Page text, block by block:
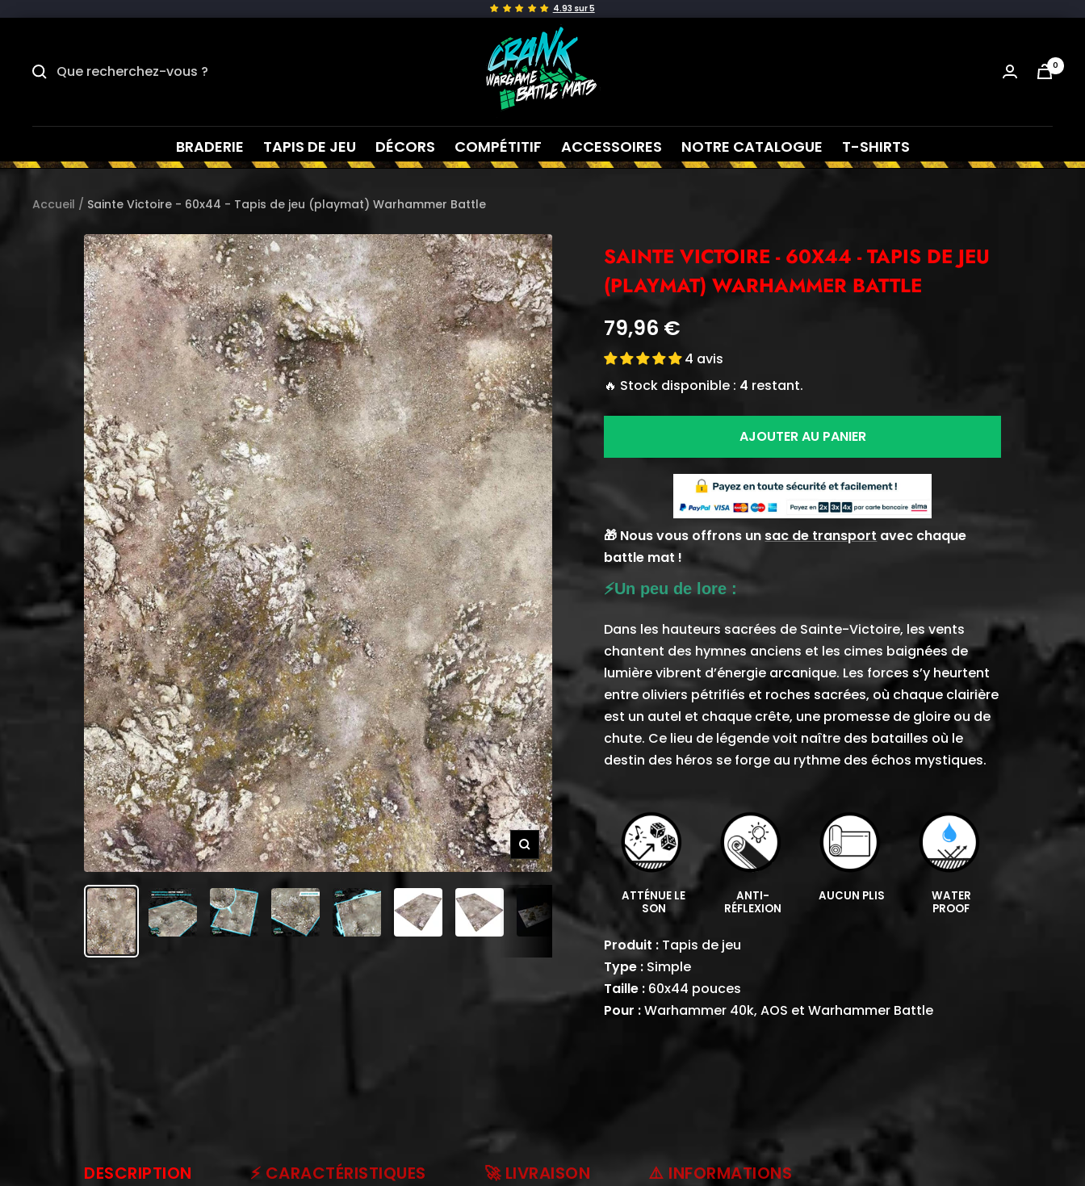
4.93 sur 5
contenu
wargame
0
BRADERIE TAPIS DE JEU DÉCORS COMPÉTITIF ACCESSOIRES NOTRE CATALOGUE T-SHIRTS
Accueil Sainte Victoire - 60x44 - Tapis de jeu (playmat) Warhammer Battle
Zoom
SAINTE VICTOIRE - 60X44 - TAPIS DE JEU
(PLAYMAT) WARHAMMER BATTLE
Prix
de
vente
79,96 €
4 avis
🔥 Stock disponible : 4 restant.
AJOUTER AU PANIER
🎁 Nous vous offrons unsac de transport avec chaque
battle mat !
⚡️Un peu de lore :
Dans les hauteurs sacrées de Sainte-Victoire, les vents
chantent des hymnes anciens et les cimes baignées de
lumière vibrent d’énergie arcanique. Les forces s’y heurtent
entre oliviers pétrifiés et roches sacrées, où chaque clairière
est un autel et chaque crête, une promesse de gloire ou de
chute. Ce lieu de légende voit naître des batailles où le
destin des héros se forge au rythme des échos mystiques.
ATTÉNUE LE
SON
ANTI-
RÉFLEXION
AUCUN PLIS
WATER
PROOF
Produit : Tapis de jeu
Type : Simple
Taille : 60x44 pouces
Pour :Warhammer 40k, AOS et Warhammer Battle
DESCRIPTION ⚡️ CARACTÉRISTIQUES 🚀 LIVRAISON ⚠️ INFORMATIONS